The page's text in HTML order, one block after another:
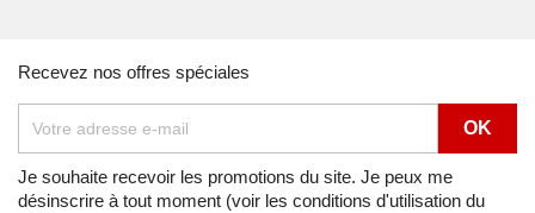
Recevez nos offres spéciales
Je souhaite recevoir les promotions du site. Je peux me
désinscrire à tout moment (voir les conditions d'utilisation du